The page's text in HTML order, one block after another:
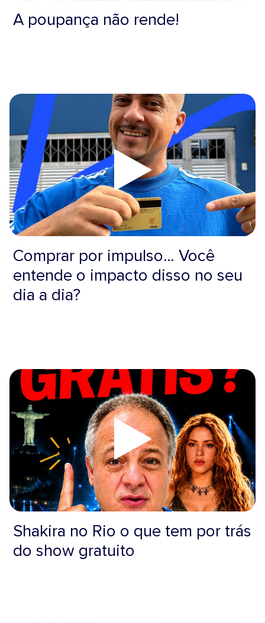
A poupança não rende!
Comprar por impulso… Você
entende o impacto disso no seu
dia a dia?
Shakira no Rio o que tem por trás
do show gratuito